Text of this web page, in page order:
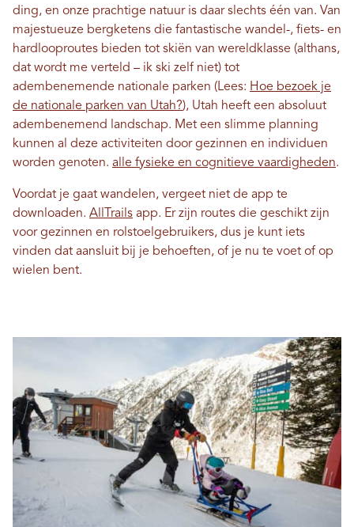
ding, en onze prachtige natuur is daar slechts één van. Van
majestueuze bergketens die fantastische wandel-, fiets- en
hardlooproutes bieden tot skiën van wereldklasse (althans,
dat wordt me verteld – ik ski zelf niet) tot
adembenemende nationale parken (Lees: Hoe bezoek je
de nationale parken van Utah?), Utah heeft een absoluut
adembenemend landschap. Met een slimme planning
kunnen al deze activiteiten door gezinnen en individuen
worden genoten. alle fysieke en cognitieve vaardigheden.
Voordat je gaat wandelen, vergeet niet de app te
downloaden. AllTrails app. Er zijn routes die geschikt zijn
voor gezinnen en rolstoelgebruikers, dus je kunt iets
vinden dat aansluit bij je behoeften, of je nu te voet of op
wielen bent.